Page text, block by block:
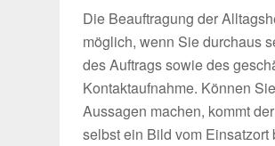
Die Beauftragung der
möglich, wenn Sie durchaus
des Auftrags sowie des
Kontaktaufnahme. Können
Aussagen machen, kommt
selbst ein Bild vom Einsatzort